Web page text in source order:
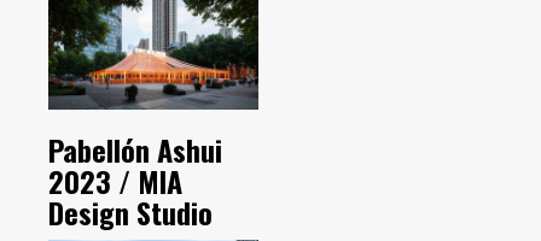
Pabellón Ashui
2023 / MIA
Design Studio